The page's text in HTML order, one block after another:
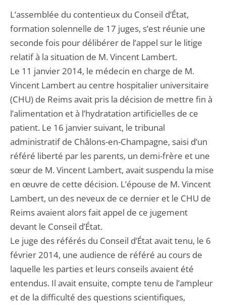
L’assemblée du contentieux du Conseil d’État,
formation solennelle de 17 juges, s’est réunie une
seconde fois pour délibérer de l’appel sur le litige
relatif à la situation de M. Vincent Lambert.
Le 11 janvier 2014, le médecin en charge de M.
Vincent Lambert au centre hospitalier universitaire
(CHU) de Reims avait pris la décision de mettre fin à
l’alimentation et à l’hydratation artificielles de ce
patient. Le 16 janvier suivant, le tribunal
administratif de Châlons-en-Champagne, saisi d’un
référé liberté par les parents, un demi-frère et une
sœur de M. Vincent Lambert, avait suspendu la mise
en œuvre de cette décision. L’épouse de M. Vincent
Lambert, un des neveux de ce dernier et le CHU de
Reims avaient alors fait appel de ce jugement
devant le Conseil d’État.
Le juge des référés du Conseil d’État avait tenu, le 6
février 2014, une audience de référé au cours de
laquelle les parties et leurs conseils avaient été
entendus. Il avait ensuite, compte tenu de l’ampleur
et de la difficulté des questions scientifiques,